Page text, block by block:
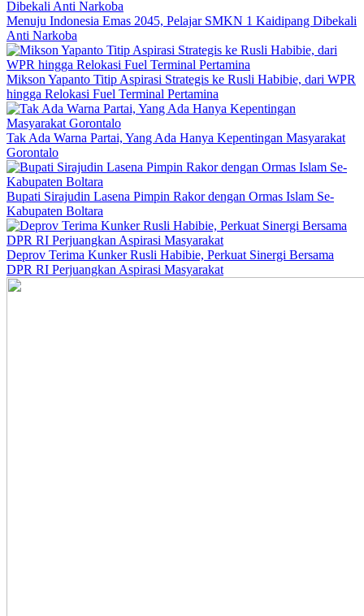
Menuju Indonesia Emas 2045, Pelajar SMKN 1 Kaidipang Dibekali
Anti Narkoba
Mikson Yapanto Titip Aspirasi Strategis ke Rusli Habibie, dari WPR
hingga Relokasi Fuel Terminal Pertamina
Tak Ada Warna Partai, Yang Ada Hanya Kepentingan Masyarakat
Gorontalo
Bupati Sirajudin Lasena Pimpin Rakor dengan Ormas Islam Se-
Kabupaten Boltara
Deprov Terima Kunker Rusli Habibie, Perkuat Sinergi Bersama
DPR RI Perjuangkan Aspirasi Masyarakat